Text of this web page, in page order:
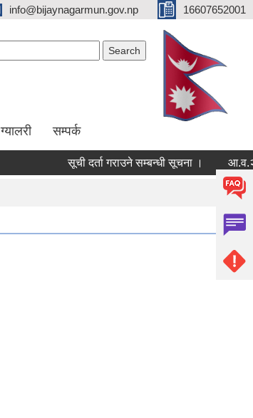
info@bijaynagarmun.gov.np 16607652001
ग्यालरी सम्पर्क
सूची दर्ता गराउने सम्बन्धी सूचना ।